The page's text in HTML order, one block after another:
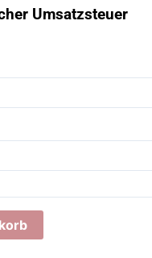
Umsatzsteuer